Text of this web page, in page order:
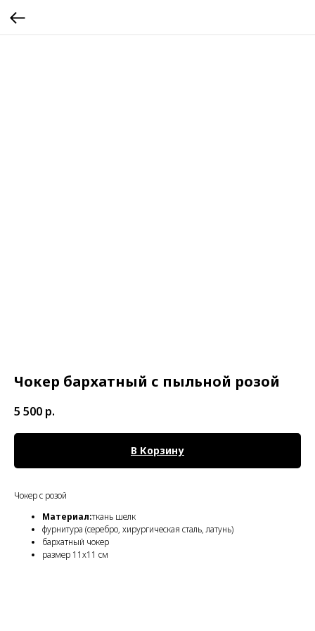
Чокер бархатный с пыльной розой
5 500 р.
В Корзину
Чокер с розой
Материал:ткань шелк
фурнитура (серебро, хирургическая сталь, латунь)
бархатный чокер
размер 11х11 см